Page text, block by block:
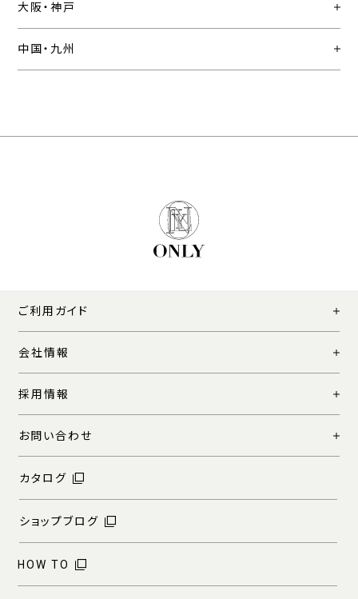
大阪・神戸
中国・九州
ご利用ガイド
会社情報
採用情報
お問い合わせ
カタログ
ショップブログ
HOW TO